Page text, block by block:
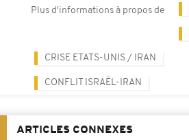
Plus d'informations à propos de
CRISE ETATS-UNIS / IRAN
CONFLIT ISRAËL-IRAN
ARTICLES CONNEXES